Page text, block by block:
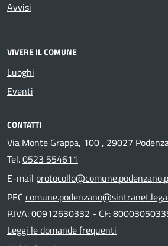
Avvisi
VIVERE IL COMUNE
Luoghi
Eventi
CONTATTI
Via Monte Grappa, 100 , 29027
Tel.0523 554611
E-mail
PEC
P.IVA: 00912630332 - CF:
Leggi le domande frequenti